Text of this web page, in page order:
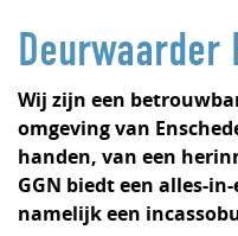
Deurwaarder
Wij zijn een
omgeving van
handen, van een
GGN biedt een alles-
namelijk een